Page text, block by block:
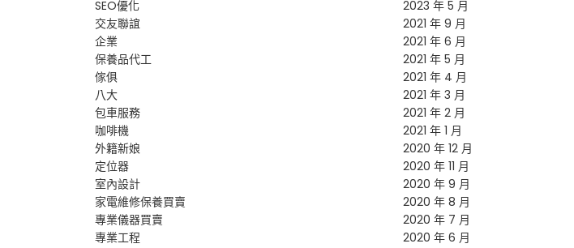
SEO優化
交友聯誼
企業
保養品代工
傢俱
八大
包車服務
咖啡機
外籍新娘
定位器
室內設計
家電維修保養買賣
專業儀器買賣
專業工程
2023 年 5 月
2021 年 9 月
2021 年 6 月
2021 年 5 月
2021 年 4 月
2021 年 3 月
2021 年 2 月
2021 年 1 月
2020 年 12 月
2020 年 11 月
2020 年 9 月
2020 年 8 月
2020 年 7 月
2020 年 6 月